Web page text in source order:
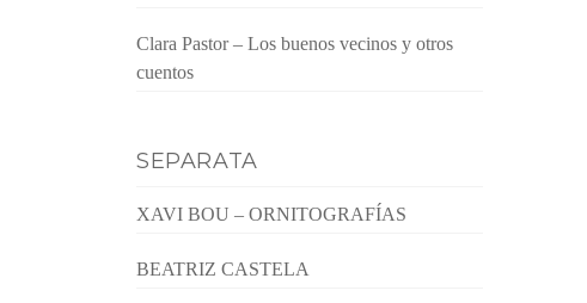
Clara Pastor – Los buenos vecinos y otros
cuentos
SEPARATA
XAVI BOU – ORNITOGRAFÍAS
BEATRIZ CASTELA